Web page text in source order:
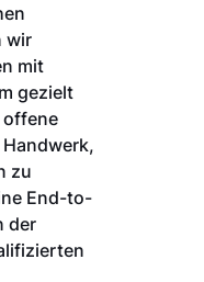
wir
mit
gezielt
offene
zu
End-to-
der